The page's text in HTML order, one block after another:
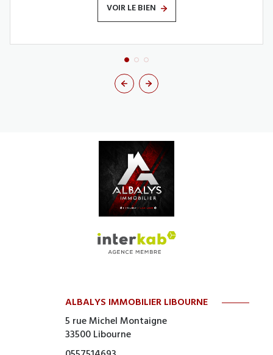
VOIR LE BIEN
ALBALYS IMMOBILIER LIBOURNE
5 rue Michel Montaigne
33500Libourne